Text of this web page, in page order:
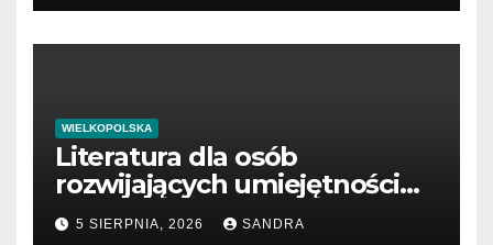
WIELKOPOLSKA
Literatura dla osób
rozwijających umiejętności
interpersonalne
5 SIERPNIA, 2026 SANDRA